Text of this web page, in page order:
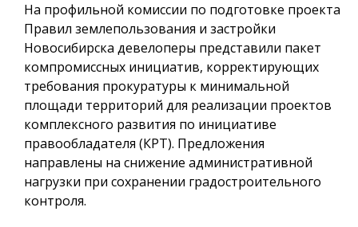
На профильной комиссии по подготовке проекта
Правил землепользования и застройки
Новосибирска девелоперы представили пакет
компромиссных инициатив, корректирующих
требования прокуратуры к минимальной
площади территорий для реализации проектов
комплексного развития по инициативе
правообладателя (КРТ). Предложения
направлены на снижение административной
нагрузки при сохранении градостроительного
контроля.